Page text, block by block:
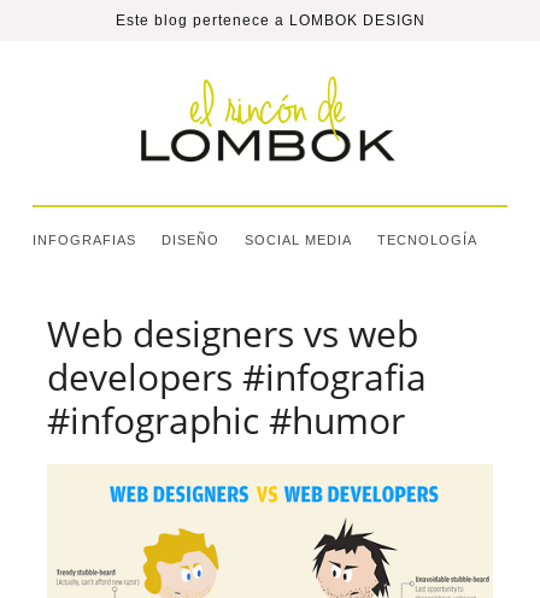
Este blog pertenece a LOMBOK DESIGN
INFOGRAFIAS DISEÑO SOCIAL MEDIA TECNOLOGÍA
Web designers vs web
developers #infografia
#infographic #humor